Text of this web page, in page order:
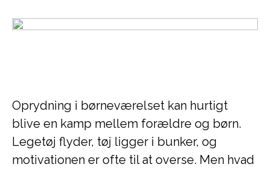
Oprydning i børneværelset kan hurtigt
blive en kamp mellem forældre og børn.
Legetøj flyder, tøj ligger i bunker, og
motivationen er ofte til at overse. Men hvad